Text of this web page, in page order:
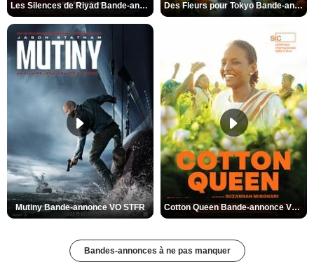
Les Silences de Riyad Bande-annonce VO STFR Des Fleurs pour Tokyo Bande-annonce VO STFR
Mutiny Bande-annonce VO STFR Cotton Queen Bande-annonce VO STFR
Bandes-annonces à ne pas manquer